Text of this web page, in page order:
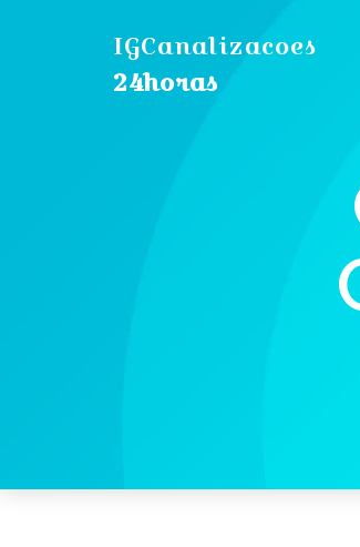
IGCanalizacoes
24horas